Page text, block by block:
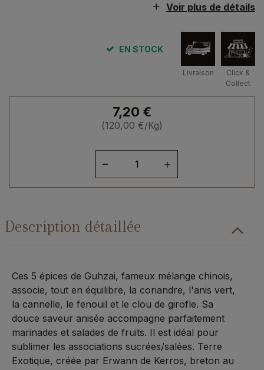
Voir plus de détails
EN STOCK
Livraison
Click &
Collect
7,20 €
(120,00 €/Kg)
Mélange
Description détaillée
Ces 5 épices de Guhzai, fameux mélange chinois,
associe, tout en équilibre, la coriandre, l'anis vert,
la cannelle, le fenouil et le clou de girofle. Sa
douce saveur anisée accompagne parfaitement
marinades et salades de fruits. Il est idéal pour
sublimer les associations sucrées/salées. Terre
Exotique, créée par Erwann de Kerros, breton au